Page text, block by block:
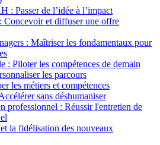
: Passer de l’idée à l’impact
et diffuser une offre
: Maîtriser les fondamentaux pour
: Piloter les compétences de demain
les parcours
les métiers et compétences
sans déshumaniser
professionnel : Réussir l'entretien de
la fidélisation des nouveaux